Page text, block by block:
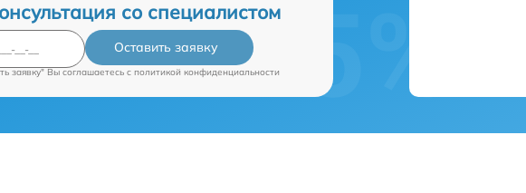
со специалистом
Оставить заявку
заявку" Вы соглашаетесь c политикой конфиденциальности